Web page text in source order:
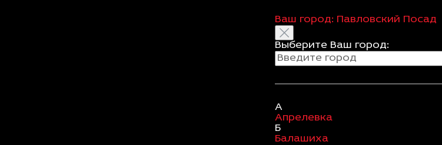
Ваш город: Павловский Посад
Выберите Ваш город:
А
Апрелевка
Б
Балашиха